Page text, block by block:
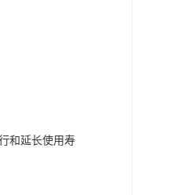
和延长使用寿